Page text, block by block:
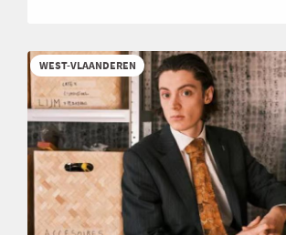
DATES
-
BRUGGE
WEST-VLAANDEREN